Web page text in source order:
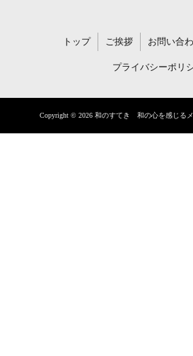
トップ ご挨拶 お問い合
プライバシーポリ
Copyright © 2026 和のすてき 和の心を感じるメ